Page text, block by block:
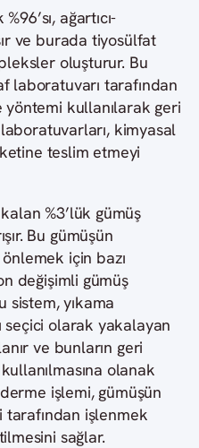
ağartıcı-
ve burada tiyosülfat
oluşturur. Bu
laboratuvarı tarafından
kullanılarak geri
kimyasal
teslim etmeyi
%3’lük gümüş
Bu gümüşün
önlemek için bazı
değişimli gümüş
sistem, yıkama
seçici olarak yakalayan
ve bunların geri
olanak
işlemi, gümüşün
tarafından işlenmek
sağlar.